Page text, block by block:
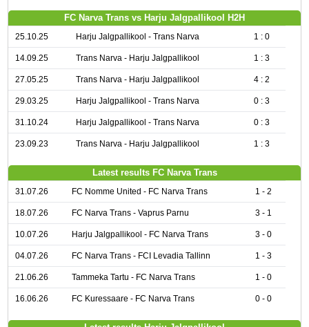
FC Narva Trans vs Harju Jalgpallikool H2H
25.10.25 Harju Jalgpallikool - Trans Narva 1 : 0
14.09.25 Trans Narva - Harju Jalgpallikool 1 : 3
27.05.25 Trans Narva - Harju Jalgpallikool 4 : 2
29.03.25 Harju Jalgpallikool - Trans Narva 0 : 3
31.10.24 Harju Jalgpallikool - Trans Narva 0 : 3
23.09.23 Trans Narva - Harju Jalgpallikool 1 : 3
Latest results FC Narva Trans
31.07.26 FC Nomme United - FC Narva Trans 1 - 2
18.07.26 FC Narva Trans - Vaprus Parnu 3 - 1
10.07.26 Harju Jalgpallikool - FC Narva Trans 3 - 0
04.07.26 FC Narva Trans - FCI Levadia Tallinn 1 - 3
21.06.26 Tammeka Tartu - FC Narva Trans 1 - 0
16.06.26 FC Kuressaare - FC Narva Trans 0 - 0